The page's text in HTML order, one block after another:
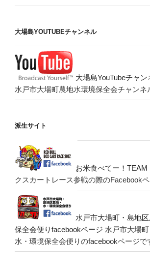
大場島YOUTUBEチャンネル
大場島YouTubeチャン
水戸市大場町農地水環境保全会チャンネ
派生サイト
お米食べてー！TEAM
クスカートレース参戦の際のFacebook
水戸市大場町・島地
保全会便りfacebookページ 水戸市大場町
水・環境保全会便りのfacebookページで